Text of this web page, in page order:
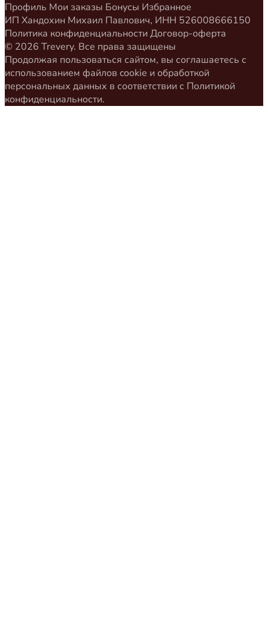
Профиль Мои заказы Бонусы Избранное
ИП Хандохин Михаил Павлович, ИНН 526008666150
Политика конфиденциальности Договор-оферта
© 2026 Trevery. Все права защищены
Продолжая пользоваться сайтом, вы соглашаетесь с
использованием файлов cookie и обработкой
персональных данных в соответствии с Политикой
конфиденциальности.